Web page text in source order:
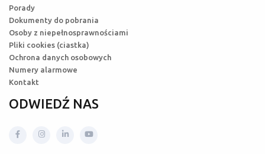
Porady
Dokumenty do pobrania
Osoby z niepełnosprawnościami
Pliki cookies (ciastka)
Ochrona danych osobowych
Numery alarmowe
Kontakt
ODWIEDŹ NAS